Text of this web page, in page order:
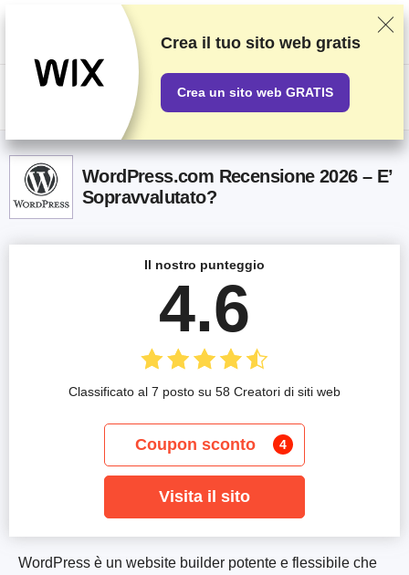
Classifichiamo i fornitori in base a test e ricerche rigorosi, ma teniamo
anche in considerazione la tua opinione e i nostri accordi commerciali con
gli stessi fornitori. Questa pagina contiene link di affiliazione.Informativa
US$
WordPress.com Recensione 2026 – E’
Sopravvalutato?
WordPress è un website builder potente e flessibile che
Il nostro punteggio
4.6
Classificato al 7 posto su 58 Creatori di siti web
Coupon sconto 4
Visita il sito
Crea il tuo sito web gratis
Crea un sito web GRATIS